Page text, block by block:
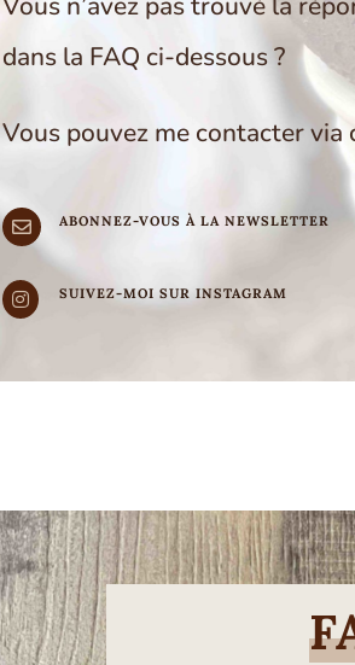
dans la FAQ ci-dessous ?
Vous pouvez me contacter via
 ABONNEZ-VOUS À LA NEWSLETTER
 SUIVEZ-MOI SUR INSTAGRAM